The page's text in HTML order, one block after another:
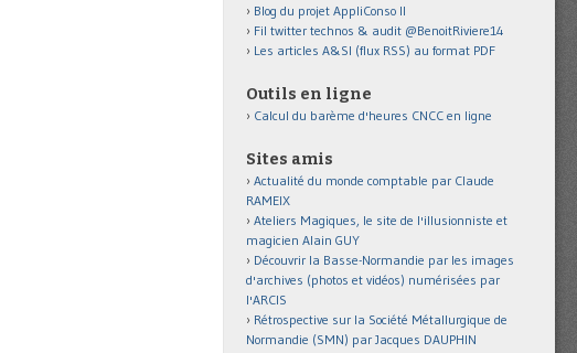
Blog du projet AppliConso II
Fil twitter technos & audit @BenoitRiviere14
Les articles A&SI (flux RSS) au format PDF
Outils en ligne
Calcul du barème d'heures CNCC en ligne
Sites amis
Actualité du monde comptable par Claude
RAMEIX
Ateliers Magiques, le site de l'illusionniste et
magicien Alain GUY
Découvrir la Basse-Normandie par les images
d'archives (photos et vidéos) numérisées par
l'ARCIS
Rétrospective sur la Société Métallurgique de
Normandie (SMN) par Jacques DAUPHIN